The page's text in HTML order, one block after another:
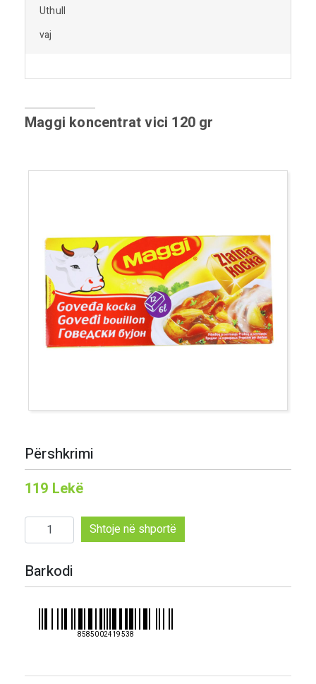
Uthull
vaj
Maggi koncentrat vici 120 gr
Përshkrimi
119 Lekë
Sasi
Maggi
vici
120
Shtoje në shportë
Barkodi
8585002419538